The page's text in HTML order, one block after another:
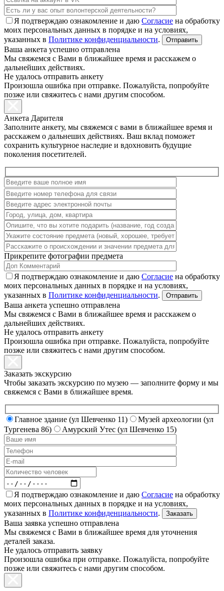
Я подтверждаю ознакомление и даю Согласие на обработку
моих персональных данных в порядке и на условиях,
указанных в Политике конфиденциальности.
Ваша анкета успешно отправлена
Мы свяжемся с Вами в ближайшее время и расскажем о
дальнейших действиях.
Не удалось отправить анкету
Произошла ошибка при отправке. Пожалуйста, попробуйте
позже или свяжитесь с нами другим способом.
Анкета Дарителя
Заполните анкету, мы свяжемся с вами в ближайшее время и
расскажем о дальнеших действиях. Ваш вклад поможет
сохранить культурное наследие и вдохновить будущие
поколения посетителей.
Прикрепите фотографии предмета
Я подтверждаю ознакомление и даю Согласие на обработку
моих персональных данных в порядке и на условиях,
указанных в Политике конфиденциальности.
Ваша анкета успешно отправлена
Мы свяжемся с Вами в ближайшее время и расскажем о
дальнейших действиях.
Не удалось отправить анкету
Произошла ошибка при отправке. Пожалуйста, попробуйте
позже или свяжитесь с нами другим способом.
Заказать экскурсию
Чтобы заказать экскурсию по музею — заполните форму и мы
свяжемся с Вами в ближайшее время.
Главное здание (ул Шевченко 11)
Музей археологии (ул
Тургенева 86)
Амурский Утес (ул Шевченко 15)
Я подтверждаю ознакомление и даю Согласие на обработку
моих персональных данных в порядке и на условиях,
указанных в Политике конфиденциальности.
Ваша заявка успешно отправлена
Мы свяжемся с Вами в ближайшее время для уточнения
деталей заказа.
Не удалось отправить заявку
Произошла ошибка при отправке. Пожалуйста, попробуйте
позже или свяжитесь с нами другим способом.